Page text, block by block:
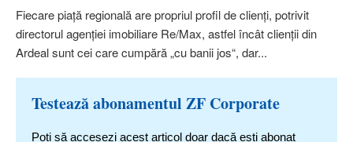
Fiecare piaţă regională are propriul profil de clienţi, potrivit
directorul agenţiei imobiliare Re/Max, astfel încât clienţii din
Ardeal sunt cei care cumpără „cu banii jos“, dar...
Testează abonamentul ZF Corporate
Poți să accesezi acest articol doar dacă ești abonat